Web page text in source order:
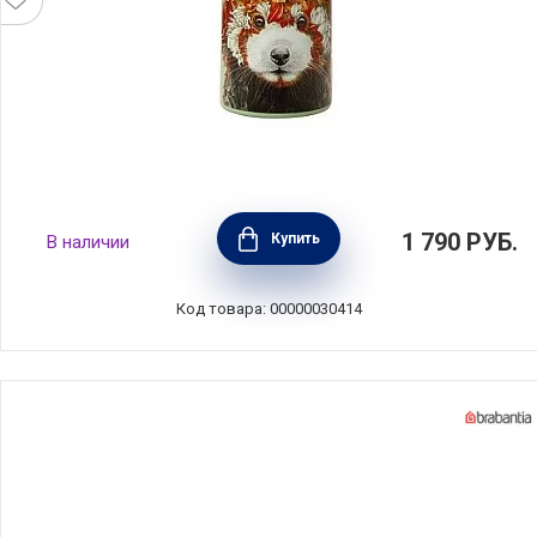
Термос-бутылка вакуумная "Живая планета,
панда", объем 0,5 л, нержавеющая сталь,
Maxwell & Williams, MW890-JR0139
В наличии Купить 1 790 РУБ.
Код товара: 00000030414